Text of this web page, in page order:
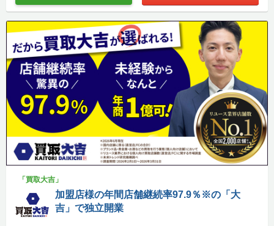
「買取大吉」
加盟店様の年間店舗継続率97.9％※の「大
吉」で独立開業